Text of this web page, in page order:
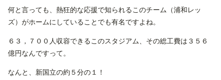
何と言っても、熱狂的な応援で知られるこのチーム（浦和レッ
ズ）がホームにしていることでも有名ですよね。
６３，７００人収容できるこのスタジアム、その総工費は３５６
億円なんですって。
なんと、新国立の約５分の１！